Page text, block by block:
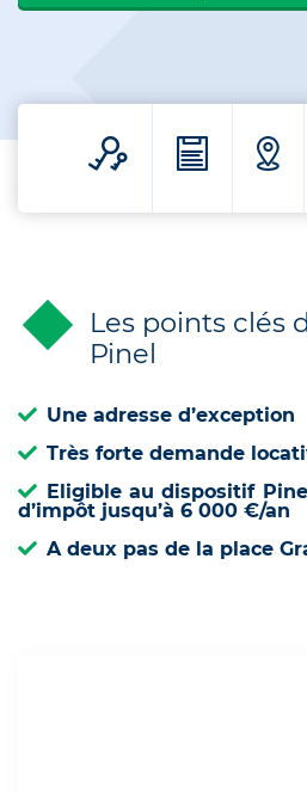
Les points clés
Pinel
Une adresse d’exception
Très forte demande
Eligible au dispositif
d’impôt jusqu’à 6 000 €/an
A deux pas de la place